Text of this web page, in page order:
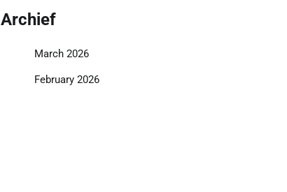
Archief
March 2026
February 2026